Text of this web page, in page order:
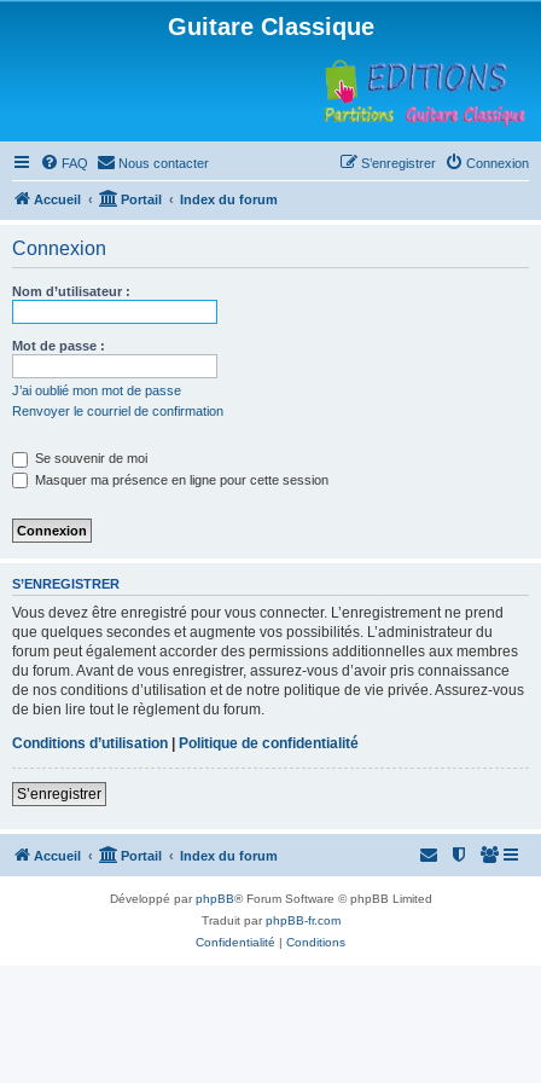
Guitare Classique
FAQ Nous contacter Connexion
S’enregistrer
Accueil Portail Index du forum
Connexion
Nom d’utilisateur :
Mot de passe :
J’ai oublié mon mot de passe
Renvoyer le courriel de confirmation
Se souvenir de moi
Masquer ma présence en ligne pour cette session
S’ENREGISTRER
Vous devez être enregistré pour vous connecter. L’enregistrement ne prend
que quelques secondes et augmente vos possibilités. L’administrateur du
forum peut également accorder des permissions additionnelles aux membres
du forum. Avant de vous enregistrer, assurez-vous d’avoir pris connaissance
de nos conditions d’utilisation et de notre politique de vie privée. Assurez-vous
de bien lire tout le règlement du forum.
Conditions d’utilisation | Politique de confidentialité
S’enregistrer
Accueil Portail Index du forum
Développé parphpBB® Forum Software © phpBB Limited
Traduit parphpBB-fr.com
Confidentialité | Conditions